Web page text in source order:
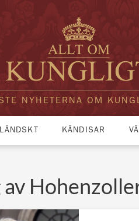
NYHETERNA OM
KÄNDISAR